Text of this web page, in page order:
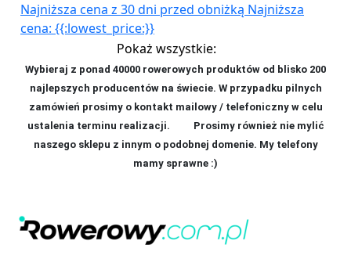
Najniższa cena z 30 dni przed obniżką Najniższa
cena: {{:lowest_price:}}
Pokaż wszystkie:
Wybieraj z ponad 40000 rowerowych produktów od blisko 200
najlepszych producentów na świecie. W przypadku pilnych
zamówień prosimy o kontakt mailowy / telefoniczny w celu
ustalenia terminu realizacji. Prosimy również nie mylić
naszego sklepu z innym o podobnej domenie. My telefony
mamy sprawne :)